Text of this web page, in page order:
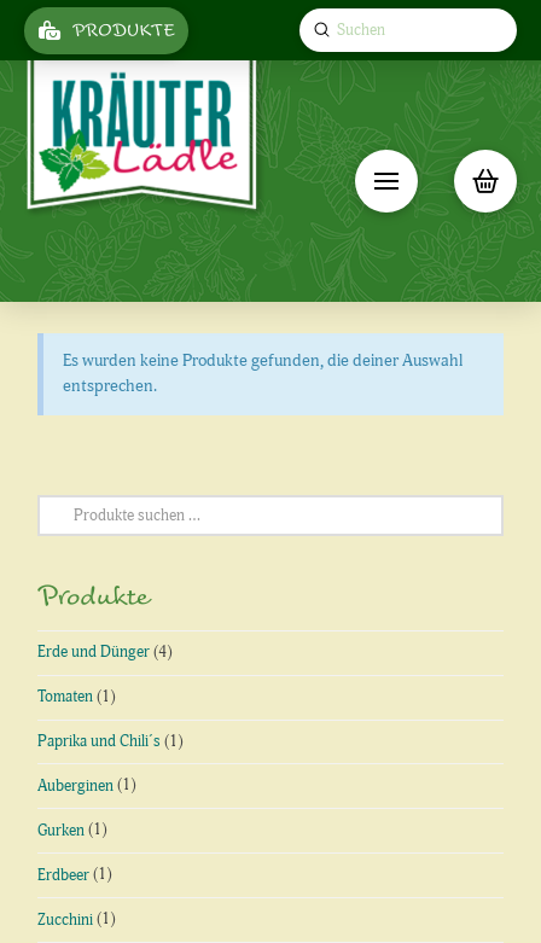
PRODUKTE Search
Submit
Es wurden keine Produkte gefunden, die deiner Auswahl
entsprechen.
Suchen
nach:
Produkte
Erde und Dünger (4)
Tomaten (1)
Paprika und Chili´s (1)
Auberginen (1)
Gurken (1)
Erdbeer (1)
Zucchini (1)